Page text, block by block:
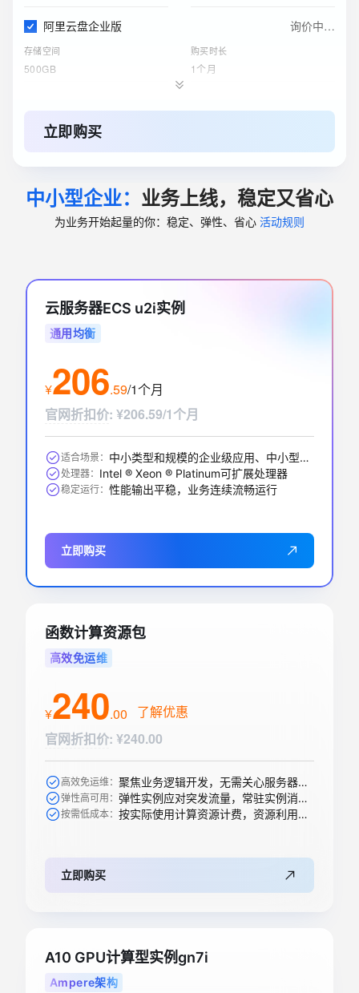
阿里云盘企业版 询价中…
存储空间
500GB
购买时长
1个月
标准 - 本地冗余存储规格
实例 购买时长
1个月
4核8GB（通用型）
ESA边缘安全加速国内站
应用型负载均衡(按量付费)
实例网络类型 功能版本（实例费）
基础版
立即购买
中小型企业： 业务上线，稳定又省心
为业务开始起量的你：稳定、弹性、省心 活动规则
云服务器ECS u2i实例
通用均衡
¥206.59/1个月
官网折扣价: ¥206.59/1个月
适合场景： 中小类型和规模的企业级应用、中小型数据库系统、缓存、搜索集群
处理器： Intel ® Xeon ® Platinum可扩展处理器
稳定运行： 性能输出平稳，业务连续流畅运行
立即购买
函数计算资源包
高效免运维
¥240.00
了解优惠
官网折扣价: ¥240.00
高效免运维： 聚焦业务逻辑开发，无需关心服务器购买等运维操作
弹性高可用： 弹性实例应对突发流量，常驻实例消除冷启动
按需低成本： 按实际使用计算资源计费，资源利用率高
立即购买
A10 GPU计算型实例gn7i
Ampere架构